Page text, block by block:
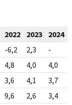
2022 2023 2024
-6,2 2,3 -
4,8 4,0 4,0
3,6 4,1 3,7
9,6 2,6 3,4